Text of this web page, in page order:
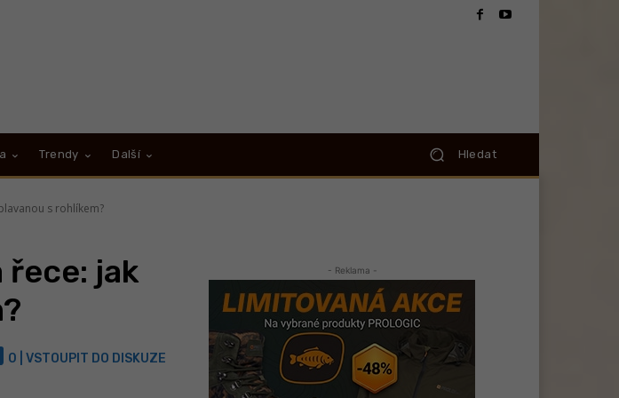
Trendy Další Hledat
s rohlíkem?
řece: jak
0 | VSTOUPIT DO DISKUZE
- Reklama -